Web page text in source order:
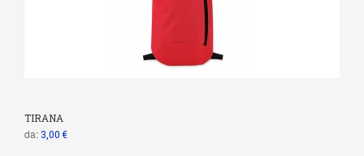
TIRANA
da: 3,00 €